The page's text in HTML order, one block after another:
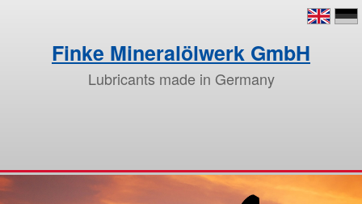
Finke Mineralölwerk GmbH
Lubricants made in Germany